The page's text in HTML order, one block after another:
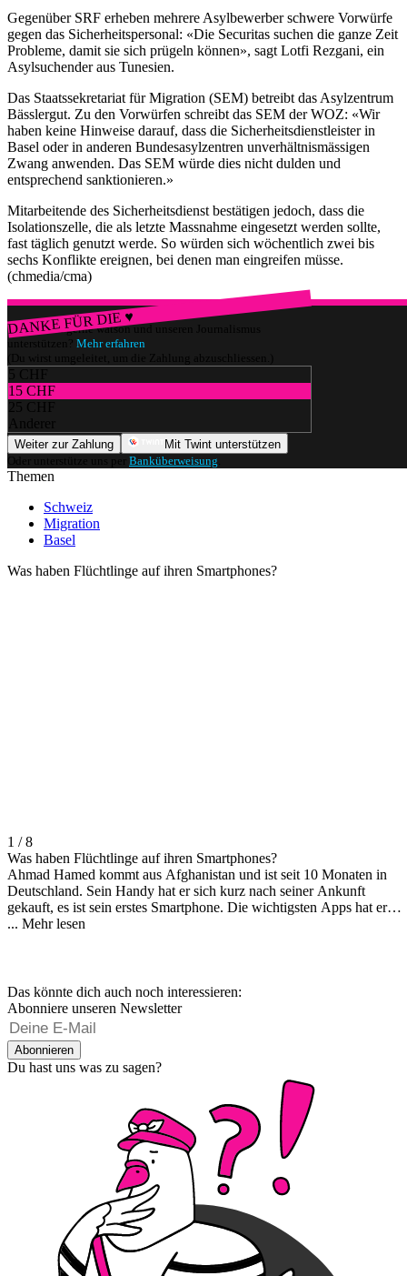
Gegenüber SRF erheben mehrere Asylbewerber schwere Vorwürfe
gegen das Sicherheitspersonal: «Die Securitas suchen die ganze Zeit
Probleme, damit sie sich prügeln können», sagt Lotfi Rezgani, ein
Asylsuchender aus Tunesien.
Das Staatssekretariat für Migration (SEM) betreibt das Asylzentrum
Bässlergut. Zu den Vorwürfen schreibt das SEM der WOZ: «Wir
haben keine Hinweise darauf, dass die Sicherheitsdienstleister in
Basel oder in anderen Bundesasylzentren unverhältnismässigen
Zwang anwenden. Das SEM würde dies nicht dulden und
entsprechend sanktionieren.»
Mitarbeitende des Sicherheitsdienst bestätigen jedoch, dass die
Isolationszelle, die als letzte Massnahme eingesetzt werden sollte,
fast täglich genutzt werde. So würden sich wöchentlich zwei bis
sechs Konflikte ereignen, bei denen man eingreifen müsse.
(chmedia/cma)
DANKE FÜR DIE ♥
Würdest du gerne watson und unseren Journalismus
unterstützen? Mehr erfahren
(Du wirst umgeleitet, um die Zahlung abzuschliessen.)
5 CHF
15 CHF
25 CHF
Anderer
Weiter zur Zahlung
Mit Twint unterstützen
Oder unterstütze uns per Banküberweisung
Themen
Schweiz
Migration
Basel
Was haben Flüchtlinge auf ihren Smartphones?
1 / 8
Was haben Flüchtlinge auf ihren Smartphones?
Ahmad Hamed kommt aus Afghanistan und ist seit 10 Monaten in
Deutschland. Sein Handy hat er sich kurz nach seiner Ankunft
gekauft, es ist sein erstes Smartphone. Die wichtigsten Apps hat er
einem Ordner gesammelt. Es sind hauptsächlich Programme die ihm
... Mehr lesen
Das könnte dich auch noch interessieren:
Abonniere unseren Newsletter
Abonnieren
Du hast uns was zu sagen?